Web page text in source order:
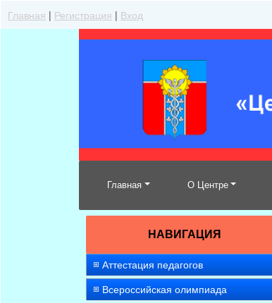
Главная | Регистрация | Вход
Главная О Центре
НАВИГАЦИЯ
Аттестация педагогов
Всероссийская олимпиада